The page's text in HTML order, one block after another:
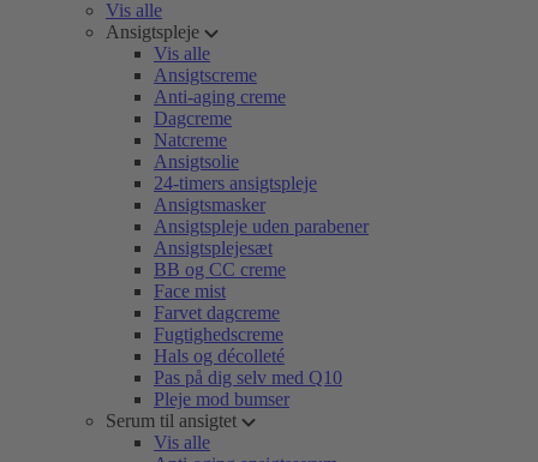
Vis alle
Ansigtspleje
Vis alle
Ansigtscreme
Anti-aging creme
Dagcreme
Natcreme
Ansigtsolie
24-timers ansigtspleje
Ansigtsmasker
Ansigtspleje uden parabener
Ansigtsplejesæt
BB og CC creme
Face mist
Farvet dagcreme
Fugtighedscreme
Hals og décolleté
Pas på dig selv med Q10
Pleje mod bumser
Serum til ansigtet
Vis alle